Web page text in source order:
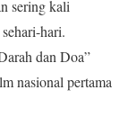
sering kali
hari.
dan Doa”
nasional pertama